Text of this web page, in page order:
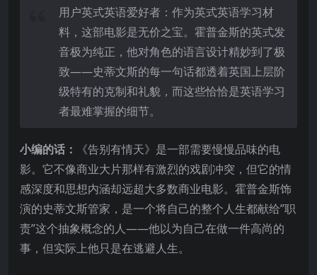
用户英式英语爱好者：作为英式英语学习材
料，这部电影是无价之宝。霍普金斯的英式发
音极为纯正，他对角色的语言设计精妙到了极
致——史蒂文斯的每一句话都透着英国上层阶
级特有的克制和礼貌，而这些恰恰是英语学习
者最难掌握的细节。
小编的话：
《告别有情天》是一部需要慢慢品味的电
影。它不像商业大片那样有激烈的戏剧冲突，但它的情
感深度和思想内涵却远超大多数商业电影。霍普金斯饰
演的史蒂文斯管家，是一个将自己的整个人生都献给”职
责”这个抽象概念的人——他以为自己在做一件高尚的
事，但实际上他只是在逃避人生。